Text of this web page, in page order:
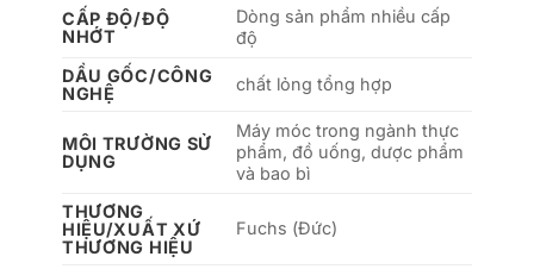
CẤP ĐỘ/ĐỘ
NHỚT
Dòng sản phẩm nhiều cấp
độ
DẦU GỐC/CÔNG
NGHỆ
chất lỏng tổng hợp
MÔI TRƯỜNG SỬ
DỤNG
Máy móc trong ngành thực
phẩm, đồ uống, dược phẩm
và bao bì
THƯƠNG
HIỆU/XUẤT XỨ
THƯƠNG HIỆU
Fuchs (Đức)